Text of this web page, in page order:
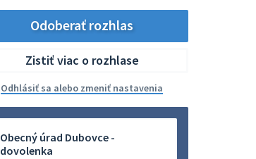
Odoberať rozhlas
Zistiť viac o rozhlase
Odhlásiť sa alebo zmeniť nastavenia
Obecný úrad Dubovce -
dovolenka